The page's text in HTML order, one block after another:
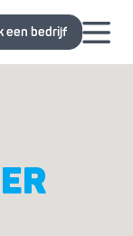
een bedrijf